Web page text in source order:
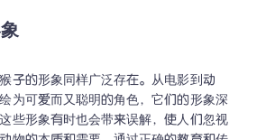
子的形象同样广泛存在。从电影到动
为可爱而又聪明的角色，它们的形象深
些形象有时也会带来误解，使人们忽视